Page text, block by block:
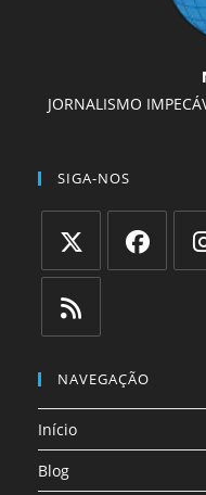
JORNALISMO
SIGA-NOS
Abre
em
uma
aba
aba
em
nova
aba
NAVEGAÇÃO
Início
Blog